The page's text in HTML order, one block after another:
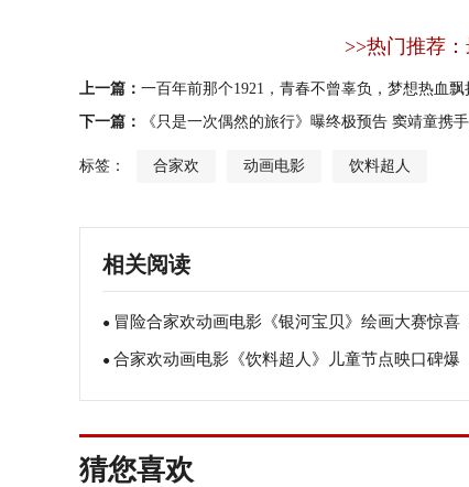
>>热门推荐
上一篇： 一百年前那个1921，青春不曾辜负，梦想热血飘
下一篇：
《只是一次偶然的旅行》曝终极预告 窦靖童携
标签： 合家欢 动画电影 饮料超人
相关阅读
● 冒险合家欢动画电影《银河宝贝》绘画大赛惊喜
连连 神仙画作魅力非凡
● 合家欢动画电影《饮料超人》儿童节点映口碑爆
棚 全家一起端午必看
猜您喜欢